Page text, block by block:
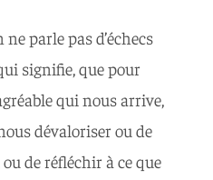
parle pas d’échecs
signifie, que pour
qui nous arrive,
dévaloriser ou de
de réfléchir à ce que